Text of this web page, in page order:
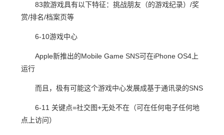
83款游戏具有以下特征：挑战朋友（的游戏纪录）/奖
赏/排名/档案页等
6-10游戏中心
Apple新推出的Mobile Game SNS可在iPhone OS4上
运行
而且，极有可能这个游戏中心发展成基于通讯录的SNS
6-11 关键点=社交图+无处不在（可在任何电子任何地
点上访问）